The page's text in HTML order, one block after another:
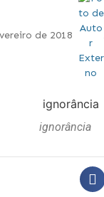
de 2018
ignorância